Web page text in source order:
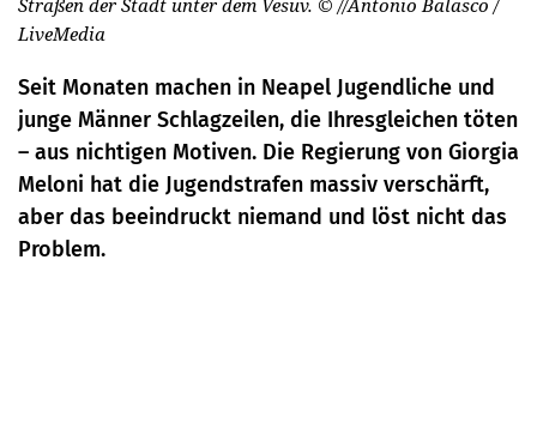
Straßen der Stadt unter dem Vesuv. © //Antonio Balasco /
LiveMedia
Seit Monaten machen in Neapel Jugendliche und
junge Männer Schlagzeilen, die Ihresgleichen töten
– aus nichtigen Motiven. Die Regierung von Giorgia
Meloni hat die Jugendstrafen massiv verschärft,
aber das beeindruckt niemand und löst nicht das
Problem.